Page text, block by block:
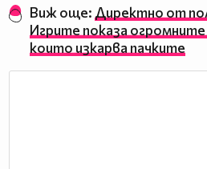
Виж още: Директно от
Игрите показа огромните
които изкарва пачките